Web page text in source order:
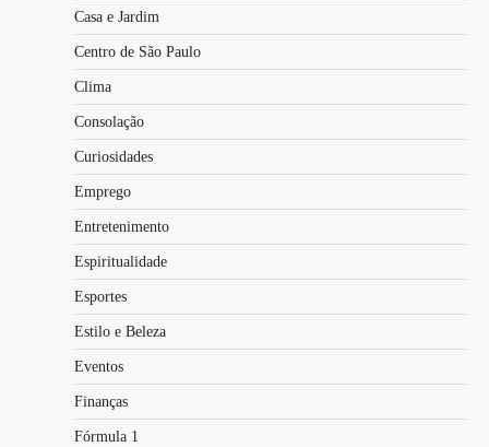
Casa e Jardim
Centro de São Paulo
Clima
Consolação
Curiosidades
Emprego
Entretenimento
Espiritualidade
Esportes
Estilo e Beleza
Eventos
Finanças
Fórmula 1